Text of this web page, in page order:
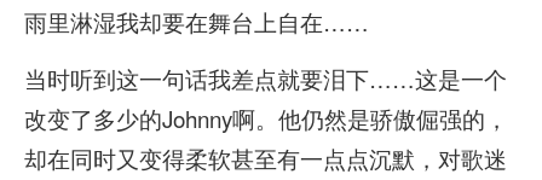
雨里淋湿我却要在舞台上自在……
当时听到这一句话我差点就要泪下……这是一个
改变了多少的Johnny啊。他仍然是骄傲倔强的，
却在同时又变得柔软甚至有一点点沉默，对歌迷